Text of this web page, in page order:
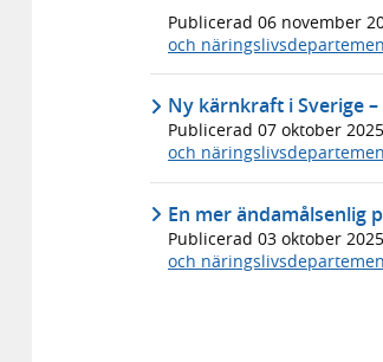
Publicerad 06 november
och
Ny kärnkraft i Sverige
Publicerad 07 oktober 2025
och
En mer ändamålsenlig
Publicerad 03 oktober 2025
och